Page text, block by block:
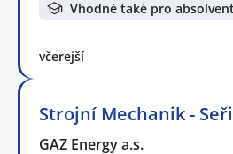
Vhodné také pro
včerejší
Strojní Mechanik -
GAZ Energy a.s.